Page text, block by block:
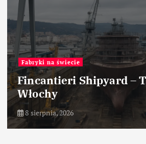
Fabryki na świecie
Fincantieri Shipyard –
Włochy
8 sierpnia, 2026